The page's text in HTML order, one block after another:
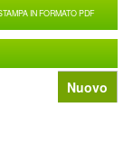
Nuovo
IN FORMATO PDF